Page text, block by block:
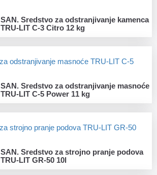
SAN. Sredstvo za odstranjivanje kamenca
TRU-LIT C-3 Citro 12 kg
SAN. Sredstvo za odstranjivanje masnoće
TRU-LIT C-5 Power 11 kg
SAN. Sredstvo za strojno pranje podova
TRU-LIT GR-50 10l